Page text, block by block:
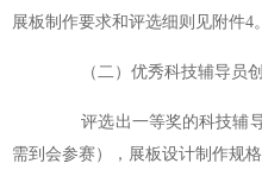
展板制作要求和评选细则见附件4。
（二）优秀科技辅导员创
评选出一等奖的科技辅导
需到会参赛），展板设计制作规格